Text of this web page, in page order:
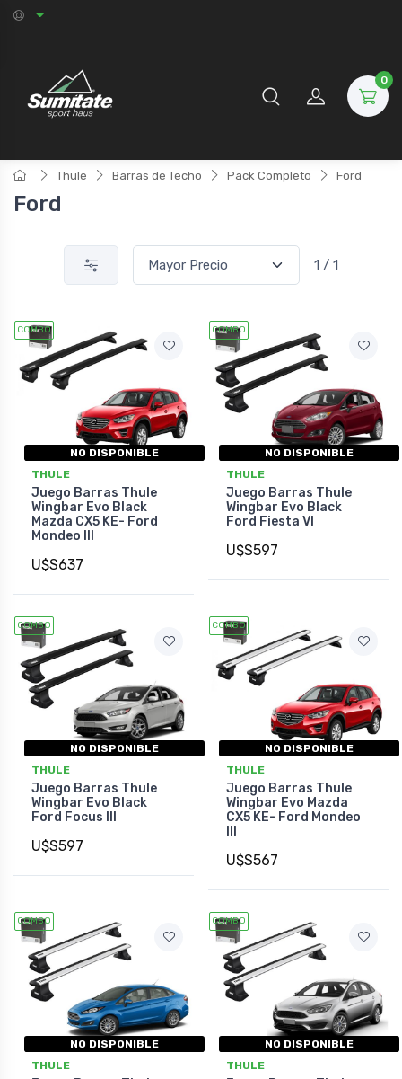
0
Thule Barras de Techo Pack Completo Ford
Ford
1 / 1
COMBO
NO DISPONIBLE
THULE
Juego Barras Thule
Wingbar Evo Black
Mazda CX5 KE- Ford
Mondeo III
U$S637
COMBO
NO DISPONIBLE
THULE
Juego Barras Thule
Wingbar Evo Black
Ford Fiesta VI
U$S597
COMBO
NO DISPONIBLE
THULE
Juego Barras Thule
Wingbar Evo Black
Ford Focus III
U$S597
COMBO
NO DISPONIBLE
THULE
Juego Barras Thule
Wingbar Evo Mazda
CX5 KE- Ford Mondeo
U$S567
COMBO
NO DISPONIBLE
THULE
COMBO
NO DISPONIBLE
THULE